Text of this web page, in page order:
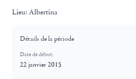
Lieu: Albertina
Détails de la période
Date de début:
22 janvier 2015